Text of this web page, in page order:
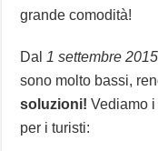
grande comodità!
Dal 1 settembre 2015
sono molto bassi,
soluzioni! Vediamo
per i turisti: